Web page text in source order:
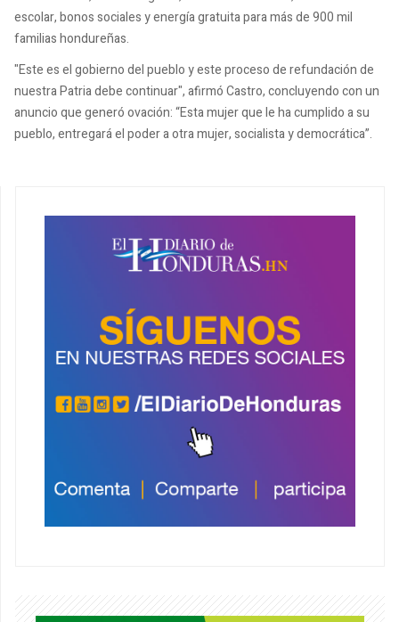
escolar, bonos sociales y energía gratuita para más de 900 mil
familias hondureñas.
"Este es el gobierno del pueblo y este proceso de refundación de
nuestra Patria debe continuar", afirmó Castro, concluyendo con un
anuncio que generó ovación: “Esta mujer que le ha cumplido a su
pueblo, entregará el poder a otra mujer, socialista y democrática”.